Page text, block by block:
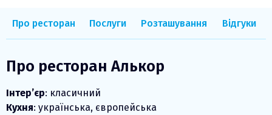
Про ресторан Послуги Розташування Відгуки
Про ресторан Алькор
Інтер’єр: класичний
Кухня: українська, європейська